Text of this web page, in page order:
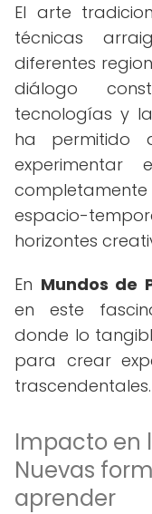
El arte
técnicas
diferentes
diálogo
tecnologías y
ha permitido
espacio-
horizontes
En Mundos de
en este
donde lo
para crear
trascendentales.
Impacto en
Nuevas
aprender